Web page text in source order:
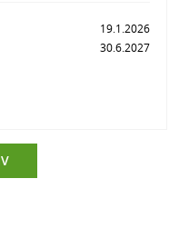
19.1.2026
30.6.2027